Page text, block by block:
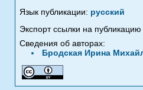
Язык публикации: русский
Экспорт ссылки на
Сведения об авторах:
Бродская Ирина